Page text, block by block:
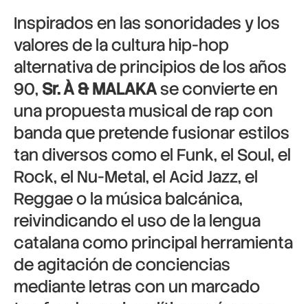
Inspirados en las sonoridades y los
valores de la cultura hip-hop
alternativa de principios de los años
90, Sr. À & MALAKAse convierte en
una propuesta musical de rap con
banda que pretende fusionar estilos
tan diversos como el Funk, el Soul, el
Rock, el Nu-Metal, el Acid Jazz, el
Reggae o la música balcánica,
reivindicando el uso de la lengua
catalana como principal herramienta
de agitación de conciencias
mediante letras con un marcado